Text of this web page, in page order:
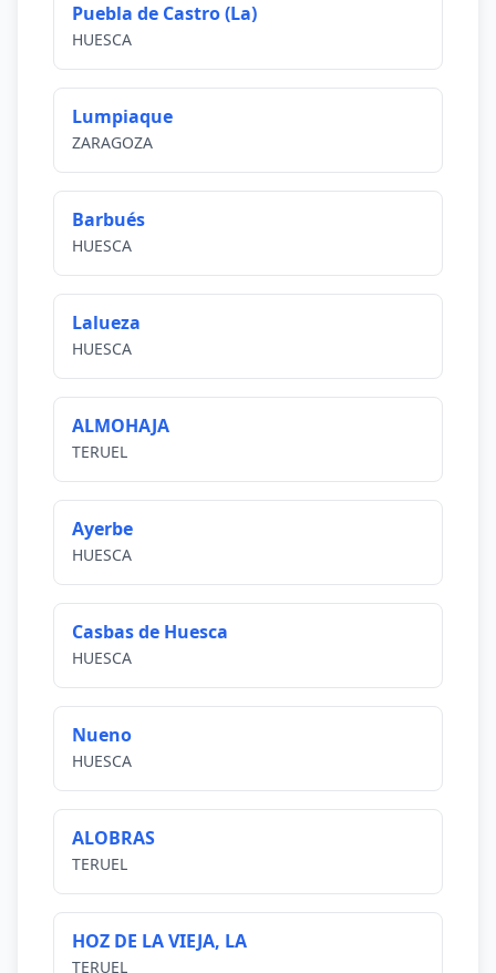
Puebla de Castro (La)
HUESCA
Lumpiaque
ZARAGOZA
Barbués
HUESCA
Lalueza
HUESCA
ALMOHAJA
TERUEL
Ayerbe
HUESCA
Casbas de Huesca
HUESCA
Nueno
HUESCA
ALOBRAS
TERUEL
HOZ DE LA VIEJA, LA
TERUEL